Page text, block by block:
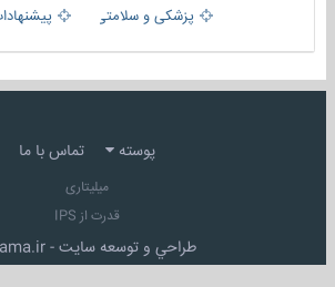
پزشکی و سلامتی
پیشنهادات
پوسته تماس با ما
میلیتاری
قدرت از IPS
طراحي و توسعه سايت -gama.ir